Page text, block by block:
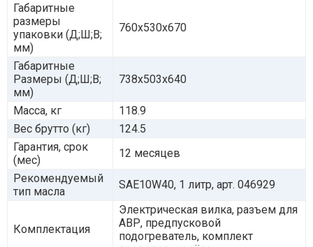
Габаритные
размеры
упаковки (Д;Ш;В;
мм)
760x530x670
Габаритные
Размеры (Д;Ш;В;
мм)
738x503x640
Масса, кг
118.9
Вес брутто (кг)
124.5
Гарантия, срок
(мес)
12 месяцев
Рекомендуемый
тип масла
SAE10W40, 1 литр, арт. 046929
Комплектация
Электрическая вилка, разъем для
АВР, предпусковой
подогреватель, комплект